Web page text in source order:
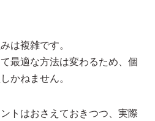
は複雑です。
最適な方法は変わるため、個
かねません。
トはおさえておきつつ、実際